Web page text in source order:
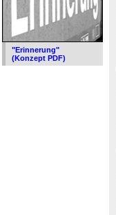
"Erinnerung"
(Konzept PDF)